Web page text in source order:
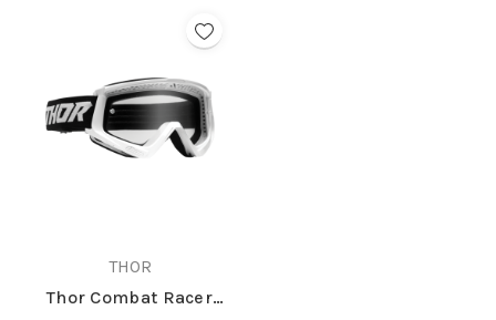
THOR
Thor Combat Racer